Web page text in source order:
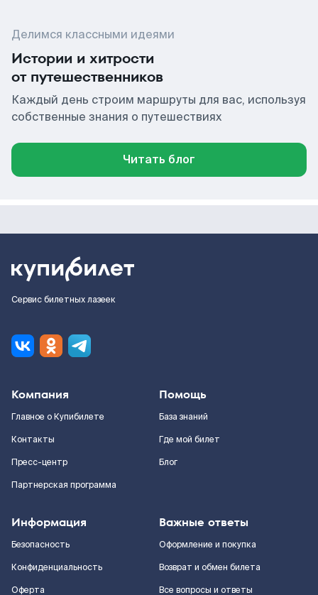
Делимся классными идеями
Истории и хитрости
от путешественников
Каждый день строим маршруты для вас, используя
собственные знания о путешествиях
Читать блог
Сервис билетных лазеек
Компания
Главное о Купибилете
Контакты
Пресс-центр
Партнерская программа
Помощь
База знаний
Где мой билет
Блог
Информация
Безопасность
Конфиденциальность
Оферта
Важные ответы
Оформление и покупка
Возврат и обмен билета
Все вопросы и ответы